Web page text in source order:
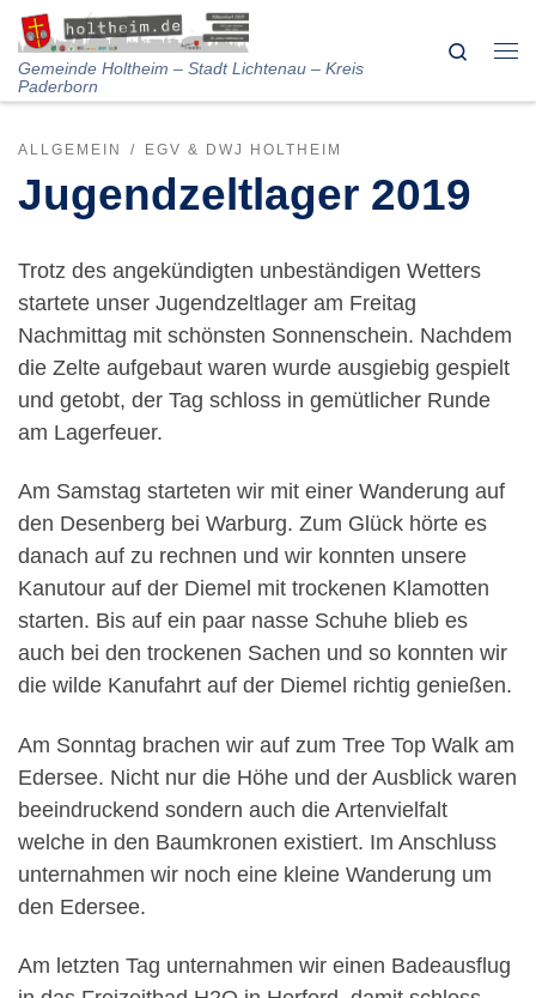
Skip to content
Gemeinde Holtheim – Stadt Lichtenau – Kreis
Paderborn
Search
ALLGEMEIN EGV & DWJ HOLTHEIM
Jugendzeltlager 2019
Trotz des angekündigten unbeständigen Wetters
startete unser Jugendzeltlager am Freitag
Nachmittag mit schönsten Sonnenschein. Nachdem
die Zelte aufgebaut waren wurde ausgiebig gespielt
und getobt, der Tag schloss in gemütlicher Runde
am Lagerfeuer.
Am Samstag starteten wir mit einer Wanderung auf
den Desenberg bei Warburg. Zum Glück hörte es
danach auf zu rechnen und wir konnten unsere
Kanutour auf der Diemel mit trockenen Klamotten
starten. Bis auf ein paar nasse Schuhe blieb es
auch bei den trockenen Sachen und so konnten wir
die wilde Kanufahrt auf der Diemel richtig genießen.
Am Sonntag brachen wir auf zum Tree Top Walk am
Edersee. Nicht nur die Höhe und der Ausblick waren
beeindruckend sondern auch die Artenvielfalt
welche in den Baumkronen existiert. Im Anschluss
unternahmen wir noch eine kleine Wanderung um
den Edersee.
Am letzten Tag unternahmen wir einen Badeausflug